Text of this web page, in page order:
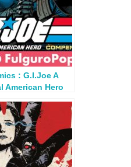
: G.I.Joe A
American Hero